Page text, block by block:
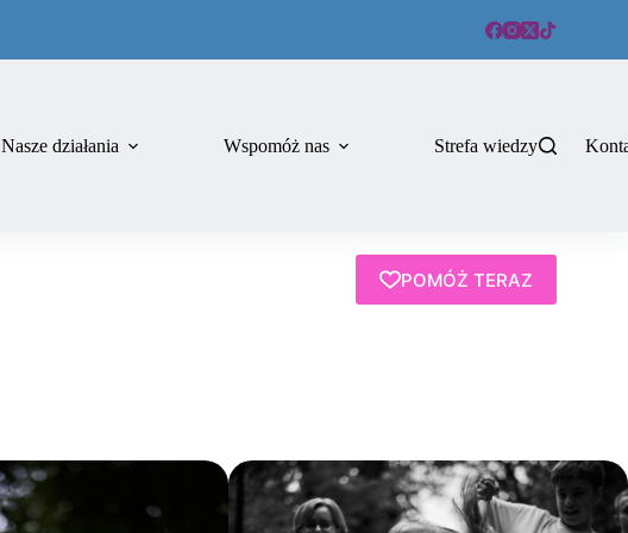
Nasze działania Wspomóż nas Strefa wiedzy
POMÓŻ TERAZ